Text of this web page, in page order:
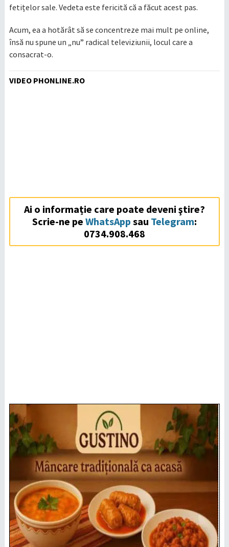
fetițelor sale. Vedeta este fericită că a făcut acest pas.
Acum, ea a hotărât să se concentreze mai mult pe online,
însă nu spune un „nu” radical televiziunii, locul care a
consacrat-o.
VIDEO PHONLINE.RO
Ai o informație care poate deveni ştire?
Scrie-ne pe WhatsApp sau Telegram:
0734.908.468